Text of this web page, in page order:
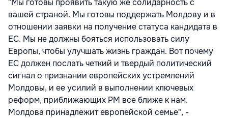
"Мы готовы проявить такую же солидарность с
вашей страной. Мы готовы поддержать Молдову и в
отношении заявки на получение статуса кандидата в
ЕС. Мы не должны бояться использовать силу
Европы, чтобы улучшать жизнь граждан. Вот почему
ЕС должен послать четкий и твердый политический
сигнал о признании европейских устремлений
Молдовы, и ее усилий в выполнении ключевых
реформ, приближающих РМ все ближе к нам.
Молдова принадлежит европейской семье", -